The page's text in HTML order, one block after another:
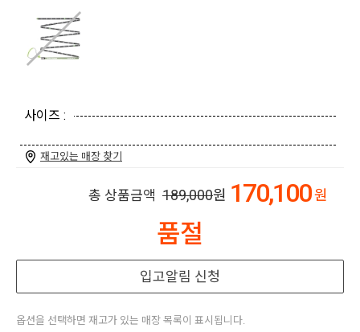
사이즈 :
재고있는 매장 찾기
총 상품금액 189,000원 170,100원
품절
입고알림 신청
옵션을 선택하면 재고가 있는 매장 목록이 표시됩니다.